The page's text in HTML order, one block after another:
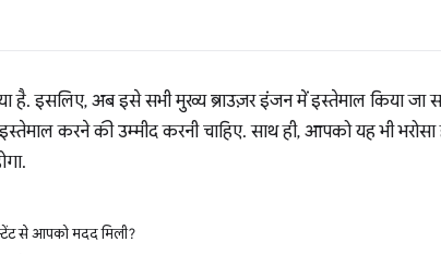
है. इसलिए, अब इसे सभी मुख्य ब्राउज़र इंजन में इस्तेमाल किया जा
करने की उम्मीद करनी चाहिए. साथ ही, आपको यह भी भरोसा
से आपको मदद मिली?